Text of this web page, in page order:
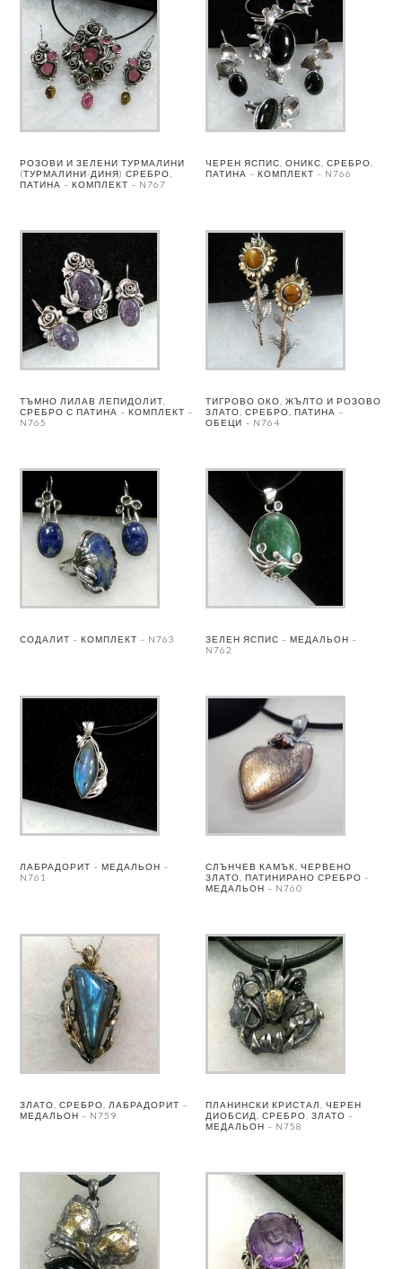
РОЗОВИ И ЗЕЛЕНИ ТУРМАЛИНИ
(ТУРМАЛИНИ-ДИНЯ) СРЕБРО,
ПАТИНА – КОМПЛЕКТ – N767
ЧЕРЕН ЯСПИС, ОНИКС, СРЕБРО,
ПАТИНА – КОМПЛЕКТ – N766
ТЪМНО ЛИЛАВ ЛЕПИДОЛИТ,
СРЕБРО С ПАТИНА – КОМПЛЕКТ –
N765
ТИГРОВО ОКО, ЖЪЛТО И РОЗОВО
ЗЛАТО, СРЕБРО, ПАТИНА –
ОБЕЦИ – N764
СОДАЛИТ – КОМПЛЕКТ – N763
ЗЕЛЕН ЯСПИС – МЕДАЛЬОН –
N762
ЛАБРАДОРИТ – МЕДАЛЬОН –
N761
СЛЪНЧЕВ КАМЪК, ЧЕРВЕНО
ЗЛАТО, ПАТИНИРАНО СРЕБРО –
МЕДАЛЬОН – N760
ЗЛАТО, СРЕБРО, ЛАБРАДОРИТ –
МЕДАЛЬОН – N759
ПЛАНИНСКИ КРИСТАЛ, ЧЕРЕН
ДИОБСИД, СРЕБРО, ЗЛАТО –
МЕДАЛЬОН – N758